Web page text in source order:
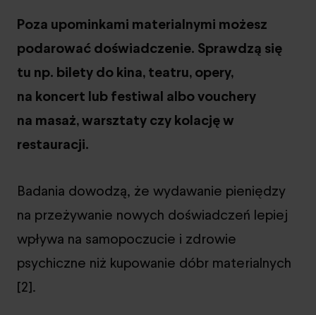
Poza upominkami materialnymi możesz
podarować doświadczenie. Sprawdzą się
tu np. bilety do kina, teatru, opery,
na koncert lub festiwal albo vouchery
na masaż, warsztaty czy kolację w
restauracji.
Badania dowodzą, że wydawanie pieniędzy
na przeżywanie nowych doświadczeń lepiej
wpływa na samopoczucie i zdrowie
psychiczne niż kupowanie dóbr materialnych
[2].